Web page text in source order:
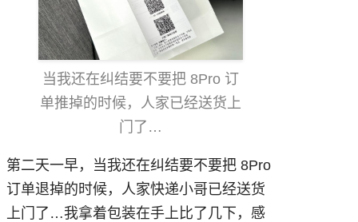
当我还在纠结要不要把 8Pro 订
单推掉的时候，人家已经送货上
门了…
第二天一早，当我还在纠结要不要把 8Pro
订单退掉的时候，人家快递小哥已经送货
上门了…我拿着包装在手上比了几下，感